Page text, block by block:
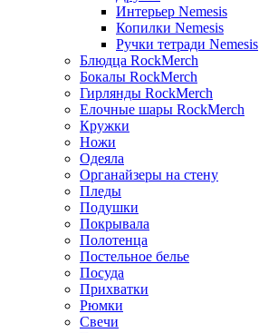
Интерьер Nemesis
Копилки Nemesis
Ручки тетради Nemesis
Блюдца RockMerch
Бокалы RockMerch
Гирлянды RockMerch
Елочные шары RockMerch
Кружки
Ножи
Одеяла
Органайзеры на стену
Пледы
Подушки
Покрывала
Полотенца
Постельное белье
Посуда
Прихватки
Рюмки
Свечи